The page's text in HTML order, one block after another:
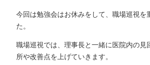
今回は勉強会はお休みをして、職場巡視を
た。
職場巡視では、理事長と一緒に医院内の見
所や改善点を上げていきます。